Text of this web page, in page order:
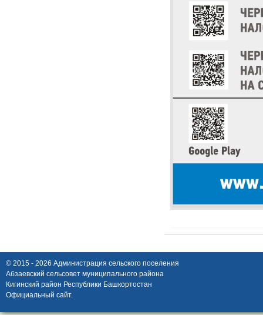
© 2015 - 2026 Администрация сельского поселения
Абзаевский сельсовет муниципального района
Кигинский район Республики Башкортостан
Официальный сайт.